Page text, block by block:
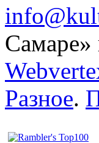
Самаре»
Разное.